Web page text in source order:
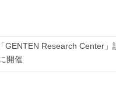
GENTEN Research Center」
開催